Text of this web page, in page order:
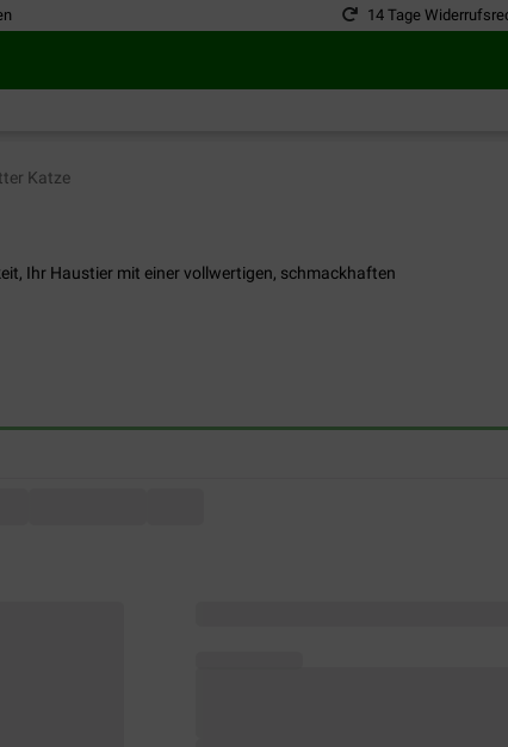
14 Tage
Katze
Ihr Haustier mit einer vollwertigen, schmackhaften